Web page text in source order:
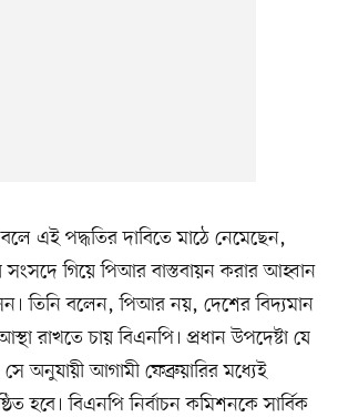
এই পদ্ধতির দাবিতে মাঠে নেমেছেন,
সংসদে গিয়ে পিআর বাস্তবায়ন করার আহ্বান
তিনি বলেন, পিআর নয়, দেশের বিদ্যমান
রাখতে চায় বিএনপি। প্রধান উপদেষ্টা যে
সে অনুযায়ী আগামী ফেব্রুয়ারির মধ্যেই
হবে। বিএনপি নির্বাচন কমিশনকে সার্বিক